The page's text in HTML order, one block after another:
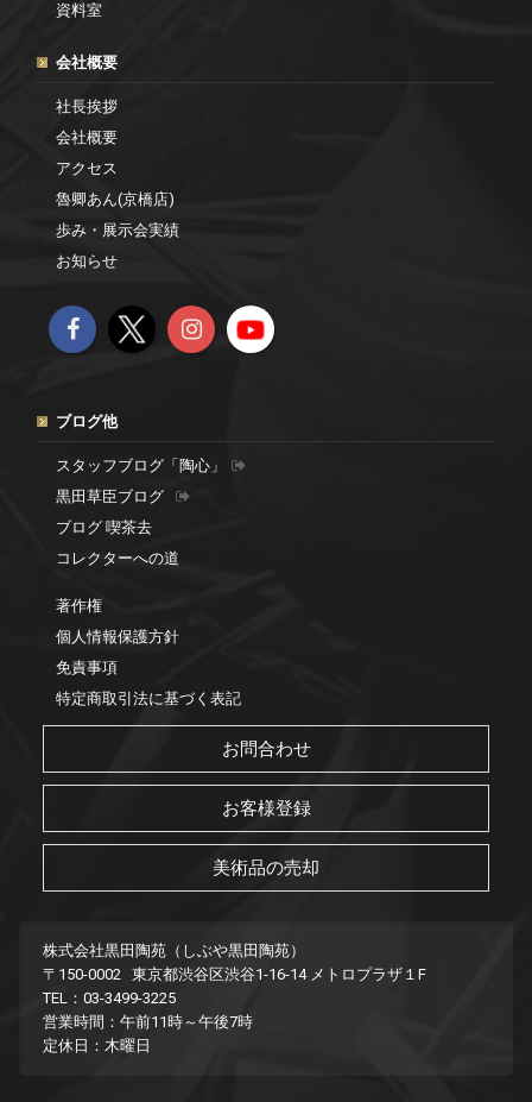
資料室
会社概要
社長挨拶
会社概要
アクセス
魯卿あん(京橋店)
歩み・展示会実績
お知らせ
ブログ他
スタッフブログ「陶心」
黒田草臣ブログ
ブログ 喫茶去
コレクターへの道
著作権
個人情報保護方針
免責事項
特定商取引法に基づく表記
お問合わせ
お客様登録
美術品の売却
株式会社黒田陶苑（しぶや黒田陶苑）
〒150-0002 東京都渋谷区渋谷1-16-14 メトロプラザ１F
TEL：03-3499-3225
営業時間：午前11時～午後7時
定休日：木曜日